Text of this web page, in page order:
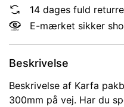
14 dages fuld
E-mærket sikker
Beskrivelse
Beskrivelse af Karfa
300mm på vej. Har du